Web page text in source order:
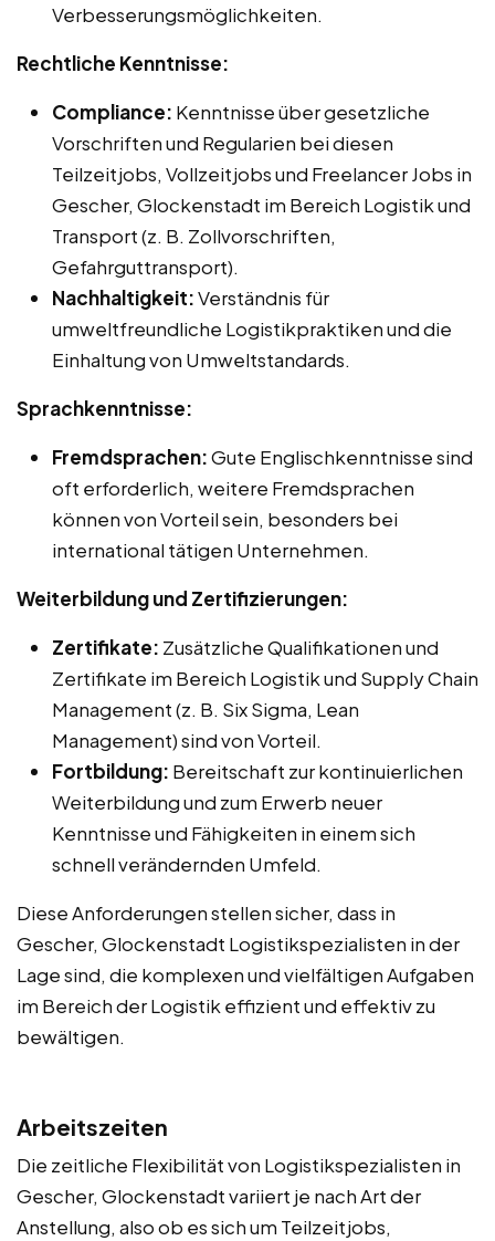
Verbesserungsmöglichkeiten.
Rechtliche Kenntnisse:
Compliance: Kenntnisse über gesetzliche
Vorschriften und Regularien bei diesen
Teilzeitjobs, Vollzeitjobs und Freelancer Jobs in
Gescher, Glockenstadt im Bereich Logistik und
Transport (z. B. Zollvorschriften,
Gefahrguttransport).
Nachhaltigkeit:Verständnis für
umweltfreundliche Logistikpraktiken und die
Einhaltung von Umweltstandards.
Sprachkenntnisse:
Fremdsprachen:Gute Englischkenntnisse sind
oft erforderlich, weitere Fremdsprachen
können von Vorteil sein, besonders bei
international tätigen Unternehmen.
Weiterbildung und Zertifizierungen:
Zertifikate: Zusätzliche Qualifikationen und
Zertifikate im Bereich Logistik und Supply Chain
Management (z. B. Six Sigma, Lean
Management) sind von Vorteil.
Fortbildung: Bereitschaft zur kontinuierlichen
Weiterbildung und zum Erwerb neuer
Kenntnisse und Fähigkeiten in einem sich
schnell verändernden Umfeld.
Diese Anforderungen stellen sicher, dass in
Gescher, Glockenstadt Logistikspezialisten in der
Lage sind, die komplexen und vielfältigen Aufgaben
im Bereich der Logistik effizient und effektiv zu
bewältigen.
Arbeitszeiten
Die zeitliche Flexibilität von Logistikspezialisten in
Gescher, Glockenstadt variiert je nach Art der
Anstellung, also ob es sich um Teilzeitjobs,